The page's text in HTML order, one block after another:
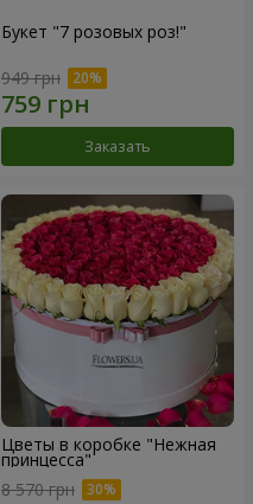
Букет "7 розовых роз!"
949 грн
Заказать
Цветы в коробке "Нежная
принцесса"
8 570 грн